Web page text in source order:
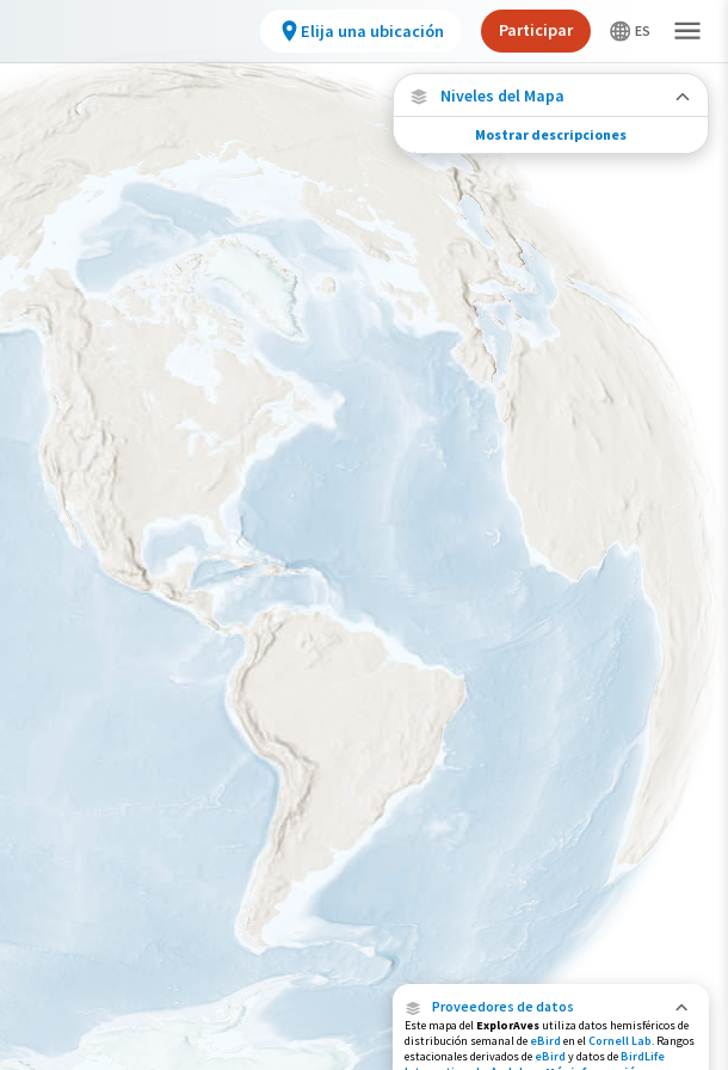
Proveedores de datos
Este mapa del ExplorAves utiliza datos hemisféricos de
distribución semanal de eBird en elCornell Lab. Rangos
estacionales derivados de eBird y datos deBirdLife
Niveles del Mapa
Migración de especies
Vea dónde viaja esta especie durante todo el
Ave monitoreada
individualmente (alta
precisión)
Ave monitoreada
individualmente (baja
precisión)
Brecha en los datos de
seguimiento
Viaje de un pájaro rastreado
Abundancia de esta especie
Moderada Alto
Gama de verano
Rango de invierno
Rango a lo largo del año
Mostrar descripciones
Elija una ubicación Participar